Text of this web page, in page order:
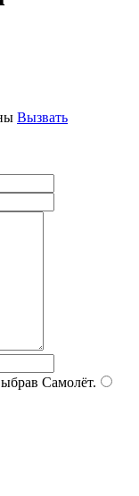
Вызвать
Самолёт.